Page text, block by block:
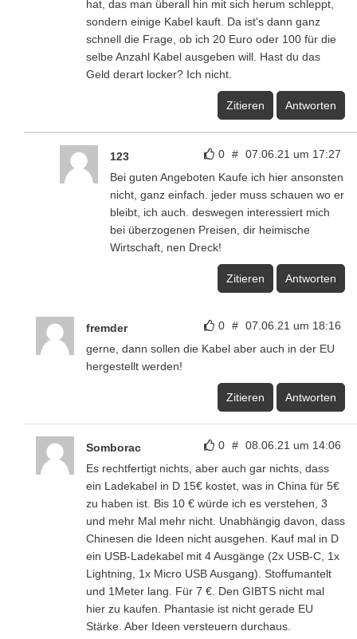
hat, das man überall hin mit sich herum schleppt,
sondern einige Kabel kauft. Da ist's dann ganz
schnell die Frage, ob ich 20 Euro oder 100 für die
selbe Anzahl Kabel ausgeben will. Hast du das
Geld derart locker? Ich nicht.
Zitieren Antworten
0 # 07.06.21 um 17:27
123
Bei guten Angeboten Kaufe ich hier ansonsten
nicht, ganz einfach. jeder muss schauen wo er
bleibt, ich auch. deswegen interessiert mich
bei überzogenen Preisen, dir heimische
Wirtschaft, nen Dreck!
Zitieren Antworten
0 # 07.06.21 um 18:16
fremder
gerne, dann sollen die Kabel aber auch in der EU
hergestellt werden!
Zitieren Antworten
0 # 08.06.21 um 14:06
Somborac
Es rechtfertigt nichts, aber auch gar nichts, dass
ein Ladekabel in D 15€ kostet, was in China für 5€
zu haben ist. Bis 10 € würde ich es verstehen, 3
und mehr Mal mehr nicht. Unabhängig davon, dass
Chinesen die Ideen nicht ausgehen. Kauf mal in D
ein USB-Ladekabel mit 4 Ausgänge (2x USB-C, 1x
Lightning, 1x Micro USB Ausgang). Stoffumantelt
und 1Meter lang. Für 7 €. Den GIBTS nicht mal
hier zu kaufen. Phantasie ist nicht gerade EU
Stärke. Aber Ideen versteuern durchaus.